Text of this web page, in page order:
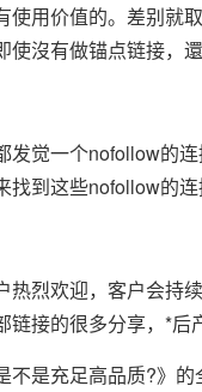
价值的。差别就
沒有做锚点链接，還
觉一个nofollow的连
到这些nofollow的连
欢迎，客户会持
接的很多分享，*后
充足高品质?》的